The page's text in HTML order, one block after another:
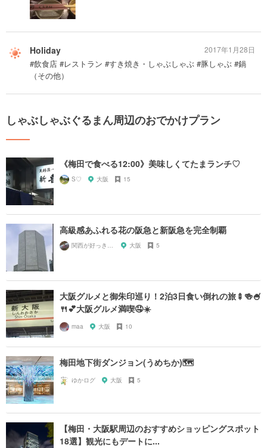
Holiday
#飲食店 #レストラン #すき焼き・しゃぶしゃぶ #豚しゃぶ #鍋
（その他）
2017年1月28日
しゃぶしゃぶぐるまん周辺のおでかけプラン
《梅田で食べる12:00》美味しくてたまランチ♡
S♡ 大阪 15
高級感あふれる花の阪急と新阪急を完全制覇
関西が好っきゃねん 大阪 5
大阪グルメと御朱印巡り！2泊3日食い倒れの旅🍢🍻🍧
🍴💕大阪グルメ満喫🤤☀️
maa 大阪 10
梅田地下街ダンジョン(うめちか)🗺
ゆかログ 大阪 5
【梅田・大阪駅周辺のおすすめショッピングスポット
18選】観光にもデートに...